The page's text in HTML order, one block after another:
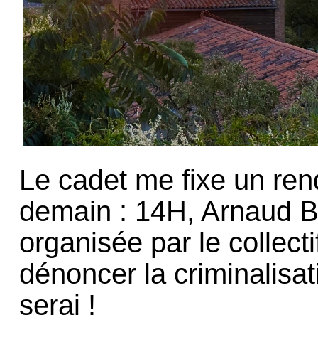
Le cadet me fixe un
demain : 14H, Arnaud
organisée par le
dénoncer la
serai !